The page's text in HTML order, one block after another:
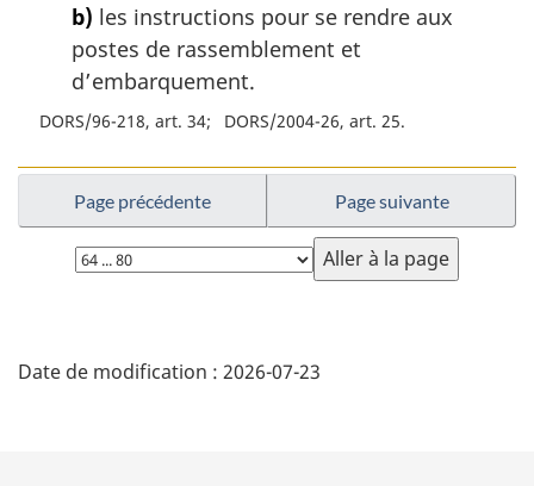
b) les instructions pour se rendre aux
postes de rassemblement et
d’embarquement.
DORS/96-218, art. 34 DORS/2004-26, art. 25
Page précédente Page suivante
Choisissez
la
é
Date de modification : 2026-07-23